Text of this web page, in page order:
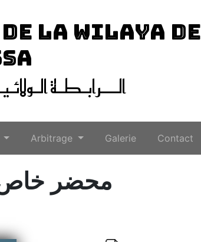
LA WILAYA DE
الـــرابـطـة
Arbitrage Galerie Contact
محضر خاص